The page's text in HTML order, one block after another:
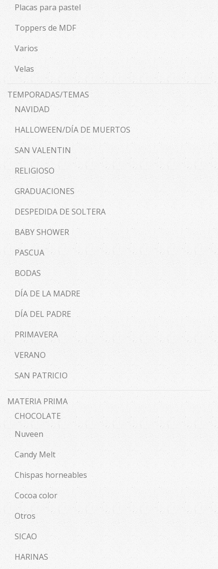
Placas para pastel
Toppers de MDF
Varios
Velas
TEMPORADAS/TEMAS
NAVIDAD
HALLOWEEN/DÍA DE MUERTOS
SAN VALENTIN
RELIGIOSO
GRADUACIONES
DESPEDIDA DE SOLTERA
BABY SHOWER
PASCUA
BODAS
DÍA DE LA MADRE
DÍA DEL PADRE
PRIMAVERA
VERANO
SAN PATRICIO
MATERIA PRIMA
CHOCOLATE
Nuveen
Candy Melt
Chispas horneables
Cocoa color
Otros
SICAO
HARINAS